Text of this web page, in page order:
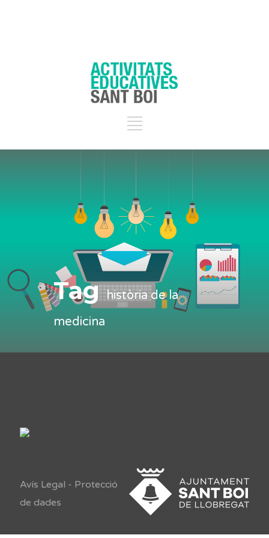
Taghistòria de la
medicina
Avís Legal - Protecció
de dades